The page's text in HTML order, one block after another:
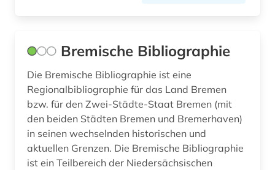
Bremische Bibliographie
Die Bremische Bibliographie ist eine
Regionalbibliographie für das Land Bremen
bzw. für den Zwei-Städte-Staat Bremen (mit
den beiden Städten Bremen und Bremerhaven)
in seinen wechselnden historischen und
aktuellen Grenzen. Die Bremische Bibliographie
ist ein Teilbereich der Niedersächsischen